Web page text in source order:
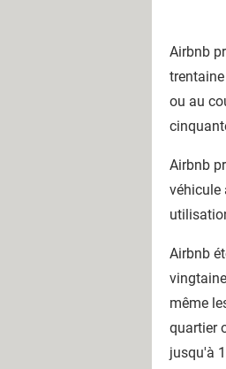
Airbnb
ou au
Airbnb
véhicule
Airbnb
même
quartier
jusqu'à